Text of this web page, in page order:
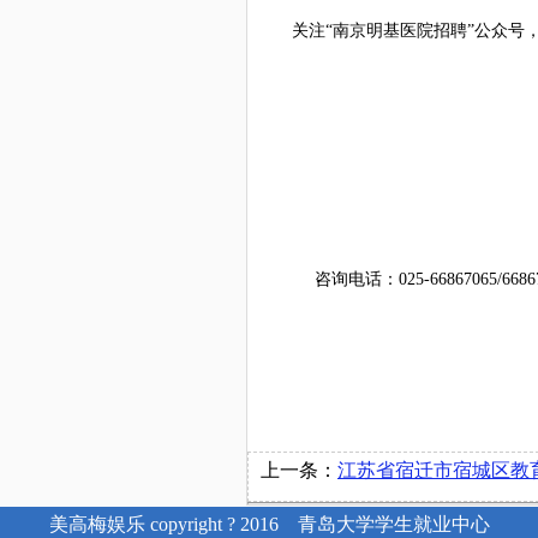
关注“南京明基医院招聘”公众号
咨询电话： 025-66867065/
上一条： 江苏省宿迁市宿城区教育系统高层次青年美高梅娱乐
美高梅娱乐 copyright ? 2016 青岛大学学生就业中心